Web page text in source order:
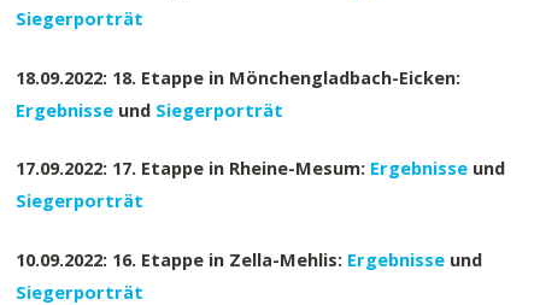
Siegerporträt
18.09.2022: 18. Etappe in Mönchengladbach-Eicken:
Ergebnisse und Siegerporträt
17.09.2022: 17. Etappe in Rheine-Mesum: Ergebnisse und
Siegerporträt
10.09.2022: 16. Etappe in Zella-Mehlis: Ergebnisse und
Siegerporträt